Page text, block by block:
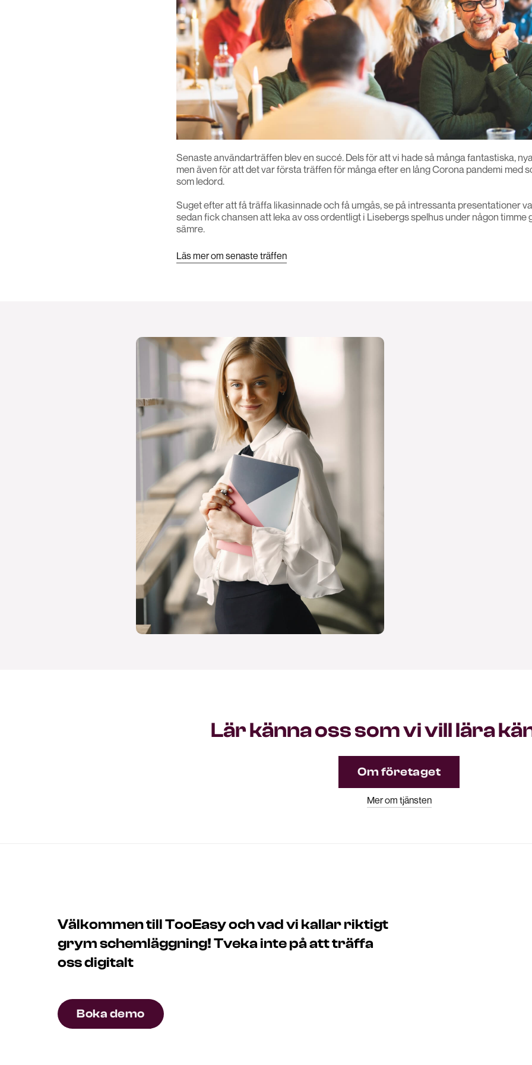
Senaste användarträffen blev en succé. Dels för att vi hade så många fantastiska,
men även för att det var första träffen för många efter en lång Corona pandemi med
som ledord.
Suget efter att få träffa likasinnade och få umgås, se på intressanta presentationer
sedan fick chansen att leka av oss ordentligt i Lisebergs spelhus under någon timme
sämre.
Läs mer om senaste träffen
Lär känna oss som vi vill lära
Om företaget
Mer om tjänsten
Välkommen till TooEasy och vad vi kallar riktigt
grym schemläggning! Tveka inte på att träffa
oss digitalt
Boka demo